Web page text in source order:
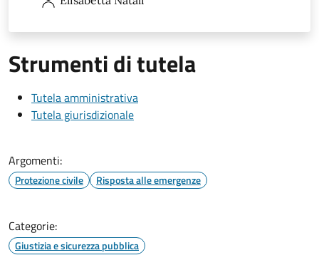
Strumenti di tutela
Tutela amministrativa
Tutela giurisdizionale
Argomenti:
Protezione civile Risposta alle emergenze
Categorie:
Giustizia e sicurezza pubblica